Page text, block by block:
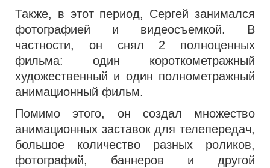
Также, в этот период, Сергей занимался
фотографией и видеосъемкой. В
частности, он снял 2 полноценных
фильма: один короткометражный
художественный и один полнометражный
анимационный фильм.
Помимо этого, он создал множество
анимационных заставок для телепередач,
большое количество разных роликов,
фотографий, баннеров и другой